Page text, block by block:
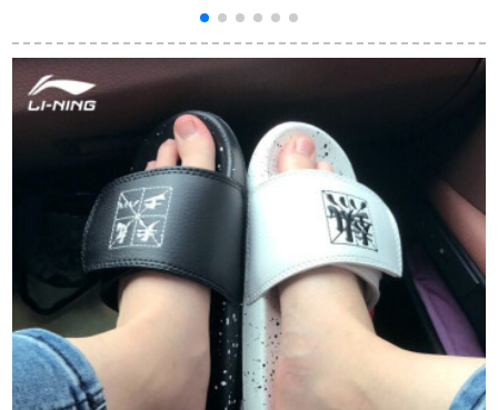
ロで上品なスリムパ
ン36023 PUMAホワ
イト+ブラック42
キングのハーフスリ
ーリングの女性真皮
が高いです。
シープロリッパ海兵